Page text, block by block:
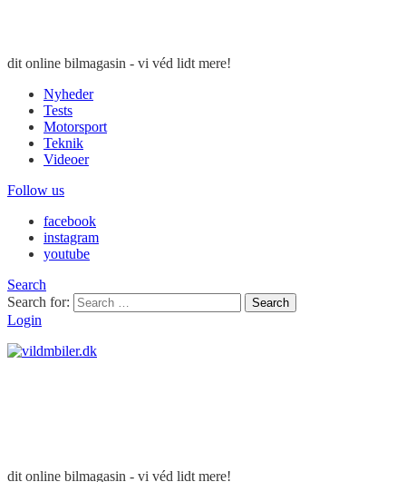
dit online bilmagasin - vi véd lidt mere!
Nyheder
Tests
Motorsport
Teknik
Videoer
Follow us
facebook
instagram
youtube
Search
Search for:
Search
Login
dit online bilmagasin - vi véd lidt mere!